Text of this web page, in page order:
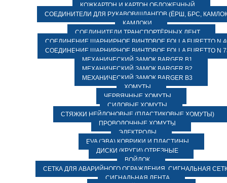
КОЖКАРТОН И КАРТОН ОБЛОЖЕЧНЫЙ
СОЕДИНИТЕЛИ ДЛЯ РУКАВОВ/ШЛАНГОВ (ЁРШ, БРС,
КАМЛОКИ
СОЕДИНИТЕЛИ ТРАНСПОРТЁРНЫХ ЛЕНТ
СОЕДИНЕНИЕ ШАРНИРНОЕ ВИНТОВОЕ FOLLA FURETTO N
СОЕДИНЕНИЕ ШАРНИРНОЕ ВИНТОВОЕ FOLLA FURETTO N
МЕХАНИЧЕСКИЙ ЗАМОК BARGER B1
МЕХАНИЧЕСКИЙ ЗАМОК BARGER B2
МЕХАНИЧЕСКИЙ ЗАМОК BARGER B3
ХОМУТЫ
ЧЕРВЯЧНЫЕ ХОМУТЫ
СИЛОВЫЕ ХОМУТЫ
СТЯЖКИ НЕЙЛОНОВЫЕ (ПЛАСТИКОВЫЕ ХОМУТЫ)
ПРОВОЛОЧНЫЕ ХОМУТЫ
ЭЛЕКТРОДЫ
EVA (ЭВА) КОВРИКИ И ПЛАСТИНЫ
ДИСКИ (КРУГИ) ОТРЕЗНЫЕ
ВОЙЛОК
СЕТКА ДЛЯ АВАРИЙНОГО ОГРАЖДЕНИЯ, СИГНАЛЬНАЯ
СИГНАЛЬНАЯ ЛЕНТА